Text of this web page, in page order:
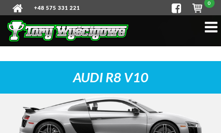
+48 575 331 221
0
AUDI R8 V10